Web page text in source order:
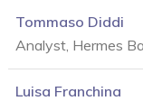
Tommaso Diddi
Analyst, Hermes
Luisa Franchina